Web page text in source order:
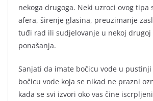
nekoga drugoga. Neki uzroci ovog tipa
afera, širenje glasina, preuzimanje
tuđi rad ili sudjelovanje u nekoj drugoj
ponašanja.
Sanjati da imate bočicu vode u
bočicu vode koja se nikad ne prazni
kada se svi izvori oko vas čine